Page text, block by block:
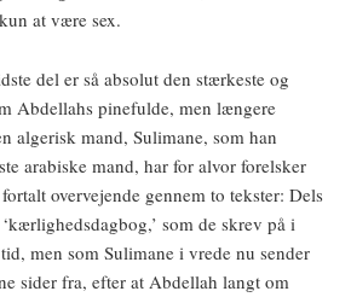
at være sex.
del er så absolut den stærkeste og
Abdellahs pinefulde, men længere
algerisk mand, Sulimane, som han
arabiske mand, har for alvor forelsker
overvejende gennem to tekster: Dels
som de skrev på i
men som Sulimane i vrede nu sender
sider fra, efter at Abdellah langt om